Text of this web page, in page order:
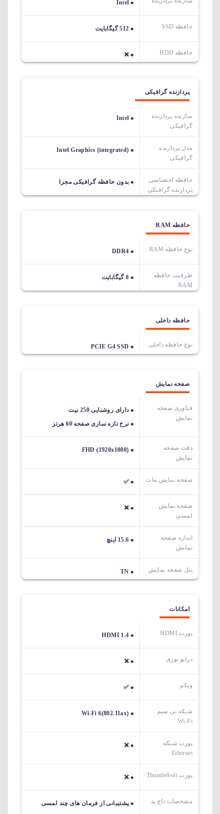
Intel
حافظه SSD 512 گیگابایت
حافظه HDD ❌
پردازنده گرافیکی
سازنده پردازنده
گرافیکی
Intel
مدل پردازنده
گرافیکی
Intel Graphics (integrated)
حافظه اختصاصی
پردازنده گرافیکی
بدون حافظه گرافیکی مجزا
حافظه RAM
نوع حافظه RAM DDR4
ظرفیت حافظه
RAM
8 گیگابایت
حافظه داخلی
نوع حافظه داخلی PCIE G4 SSD
صفحه نمایش
فناوری صفحه
نمایش
دارای روشنایی 250 نیت
نرخ تازه سازی صفحه 60 هرتز
دقت صفحه
نمایش
FHD (1920x1080)
صفحه نمایش مات ✅
صفحه نمایش
لمسی
❌
اندازه صفحه
نمایش
15.6 اینچ
پنل صفحه نمایش TN
امکانات
پورت HDMI HDMI 1.4
درایو نوری ❌
وبکم ✅
شبکه بی سیم
Wi-Fi
Wi-Fi 6(802.11ax)
پورت شبکه
Ethernet
❌
پورت Thunderbolt ❌
مشخصات تاچ پد پشتیبانی از فرمان های چند لمسی